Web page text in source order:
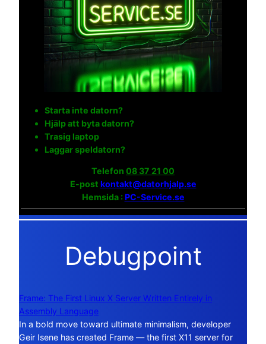
Starta inte datorn?
Hjälp att byta datorn?
Trasig laptop
Laggar speldatorn?
Telefon 08 37 21 00
E-post kontakt@datorhjalp.se
Hemsida : PC-Service.se
Debugpoint
Frame: The First Linux X Server Written Entirely in
Assembly Language
In a bold move toward ultimate minimalism, developer
Geir Isene has created Frame — the first X11 server for